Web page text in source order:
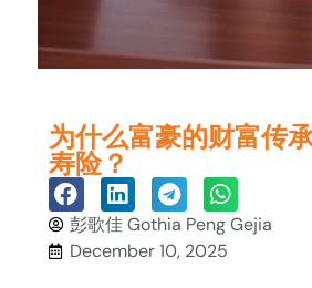
为什么富豪的财富传
寿险？
彭歌佳 Gothia Peng Gejia
December 10, 2025